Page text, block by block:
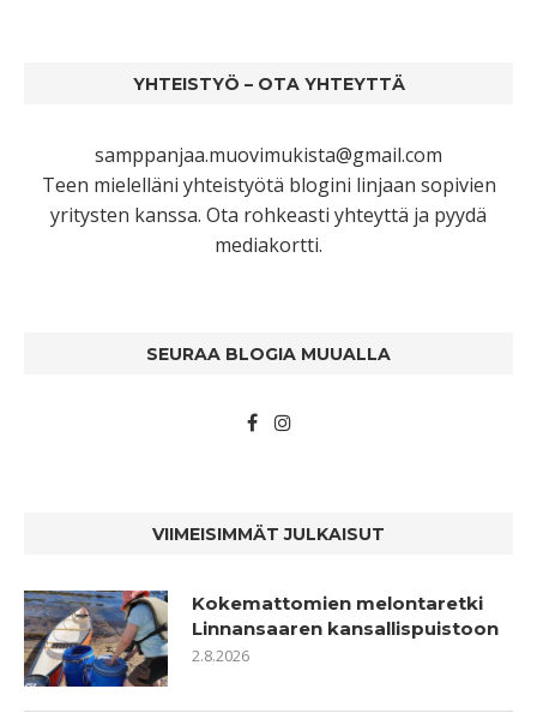
YHTEISTYÖ – OTA YHTEYTTÄ
samppanjaa.muovimukista@gmail.com
Teen mielelläni yhteistyötä blogini linjaan sopivien
yritysten kanssa. Ota rohkeasti yhteyttä ja pyydä
mediakortti.
SEURAA BLOGIA MUUALLA
VIIMEISIMMÄT JULKAISUT
Kokemattomien melontaretki
Linnansaaren kansallispuistoon
2.8.2026